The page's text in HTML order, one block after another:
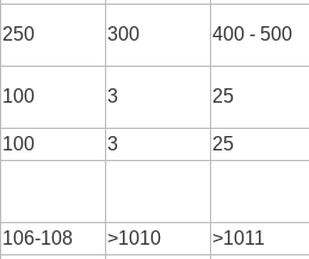
250 300 400 - 500
100 3 25
100 3 25
106-108 >1010
>1011